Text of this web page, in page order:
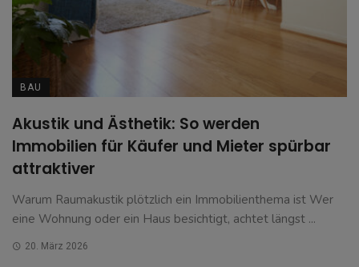
BAU
Akustik und Ästhetik: So werden
Immobilien für Käufer und Mieter spürbar
attraktiver
Warum Raumakustik plötzlich ein Immobilienthema ist Wer
eine Wohnung oder ein Haus besichtigt, achtet längst ...
20. März 2026